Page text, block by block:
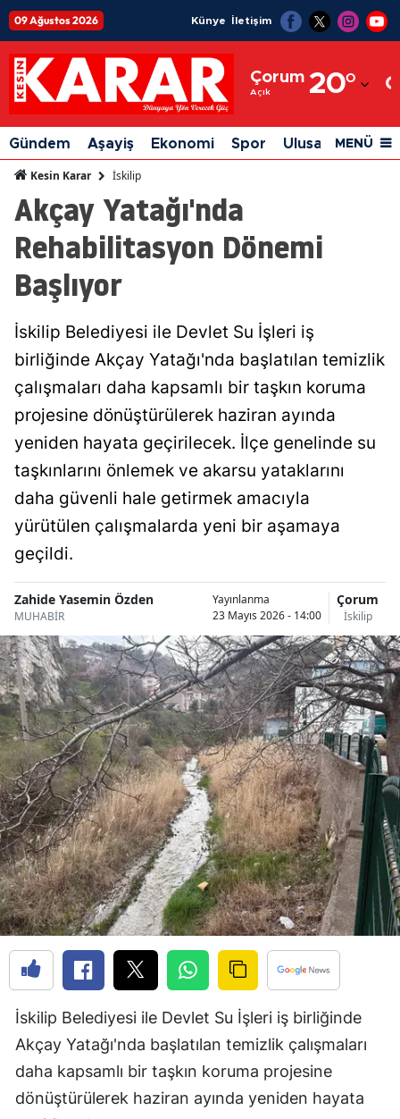
09 Ağustos 2026 Künye İletişim
Çorum
Açık 20°
Adıyaman
Afyonkarahisar
Ağrı
Aydın
Balıkesir
Bilecik
Bingöl
Bitlis
Bolu
Bursa
Çanakkale
Çankırı
Çorum
Denizli
Diyarbakır
Edirne
Elazığ
Erzincan
Erzurum
Eskişehir
Giresun
Gümüşhane
Gündem Aşayiş Ekonomi Spor Ulusal Siyaset
MENÜ
Kesin Karar İskilip
Akçay Yatağı'nda
Rehabilitasyon Dönemi
Başlıyor
İskilip Belediyesi ile Devlet Su İşleri iş
birliğinde Akçay Yatağı'nda başlatılan temizlik
çalışmaları daha kapsamlı bir taşkın koruma
projesine dönüştürülerek haziran ayında
yeniden hayata geçirilecek. İlçe genelinde su
taşkınlarını önlemek ve akarsu yataklarını
daha güvenli hale getirmek amacıyla
yürütülen çalışmalarda yeni bir aşamaya
geçildi.
Zahide Yasemin Özden
MUHABİR
Yayınlanma
23 Mayıs 2026 - 14:00
Çorum
İskilip
İskilip Belediyesi ile Devlet Su İşleri iş birliğinde
Akçay Yatağı'nda başlatılan temizlik çalışmaları
daha kapsamlı bir taşkın koruma projesine
dönüştürülerek haziran ayında yeniden hayata